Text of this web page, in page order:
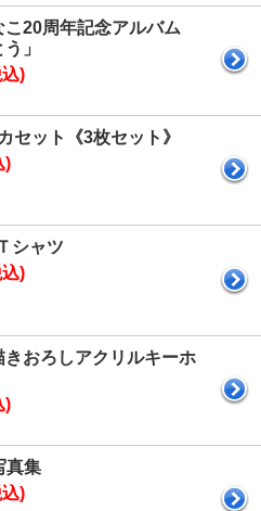
こ20周年記念アルバム
」
)
セット《3枚セット》
)
シャツ
)
きおろしアクリルキーホ
)
真集
)